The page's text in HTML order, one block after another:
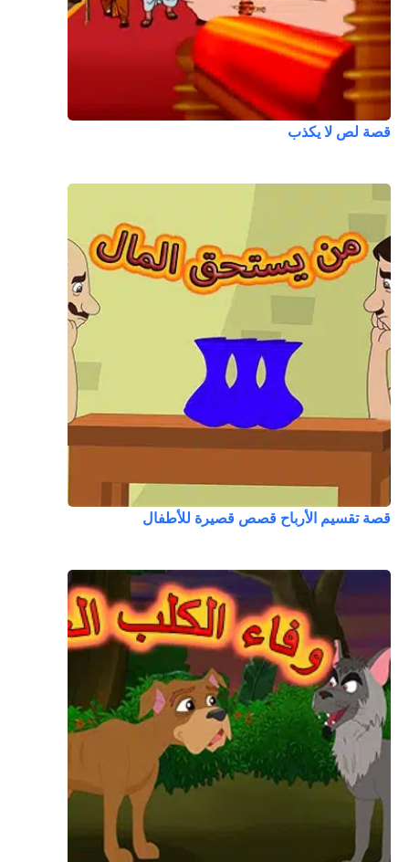
قصة لص لا يكذب
قصة تقسيم الأرباح قصص قصيرة للأطفال